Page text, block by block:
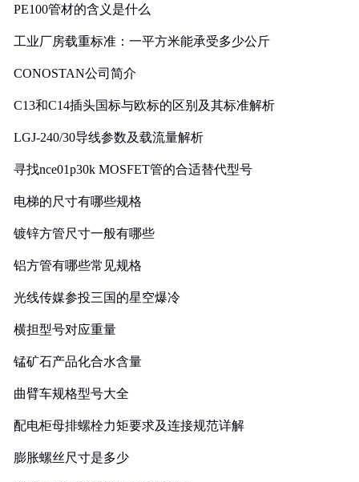
PE100管材的含义是什么
工业厂房载重标准：一平方米能承受多少公斤
CONOSTAN公司简介
C13和C14插头国标与欧标的区别及其标准解析
LGJ-240/30导线参数及载流量解析
寻找nce01p30k MOSFET管的合适替代型号
电梯的尺寸有哪些规格
镀锌方管尺寸一般有哪些
铝方管有哪些常见规格
光线传媒参投三国的星空爆冷
横担型号对应重量
锰矿石产品化合水含量
曲臂车规格型号大全
配电柜母排螺栓力矩要求及连接规范详解
膨胀螺丝尺寸是多少